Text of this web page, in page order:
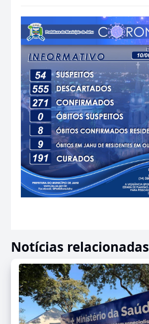
Notícias relacionadas